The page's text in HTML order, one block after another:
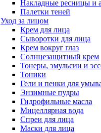
Накладные ресницы и
Палетки теней
Уход за лицом
Крем для лица
Сыворотки для лица
Крем вокруг глаз
Солнцезащитный крем
Тонеры, эмульсии и
Тоники
Гели и пенки для
Энзимные пудры
Гидрофильные масла
Мицеллярная вода
Спреи для лица
Маски для лица